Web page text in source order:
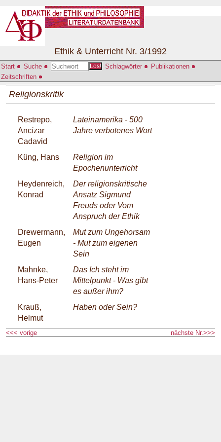
Start Suche Los! Schlagwörter
Publikationen
Zeitschriften
Ethik & Unterricht Nr. 3/1992
Religionskritik
Restrepo,
Ancízar
Cadavid
Lateinamerika - 500
Jahre verbotenes Wort
Küng, Hans
Religion im
Epochenunterricht
Heydenreich,
Konrad
Der religionskritische
Ansatz Sigmund
Freuds oder Vom
Anspruch der Ethik
Drewermann,
Eugen
Mut zum Ungehorsam
- Mut zum eigenen
Sein
Mahnke,
Hans-Peter
Das Ich steht im
Mittelpunkt - Was gibt
es außer ihm?
Krauß,
Helmut
Haben oder Sein?
<<< vorige nächste Nr.>>>